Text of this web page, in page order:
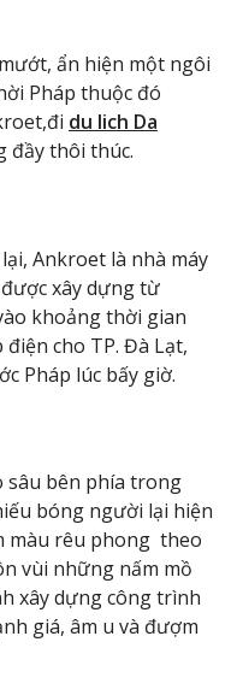
ẩn hiện một ngôi
Pháp thuộc đó
du lich Da
đầy thôi thúc.
Ankroet là nhà máy
xây dựng từ
khoảng thời gian
điện cho TP. Đà Lạt,
Pháp lúc bấy giờ.
sâu bên phía trong
bóng người lại hiện
màu rêu phong theo
vùi những nấm mồ
xây dựng công trình
giá, âm u và đượm